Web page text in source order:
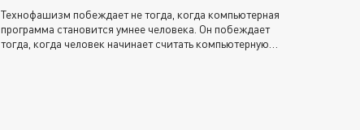
Технофашизм побеждает не тогда, когда компьютерная
программа становится умнее человека. Он побеждает
тогда, когда человек начинает считать компьютерную